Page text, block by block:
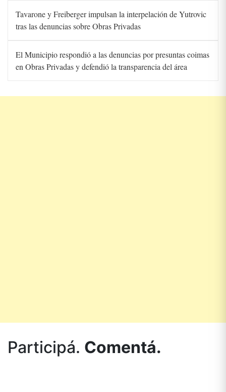
Tavarone y Freiberger impulsan la interpelación de Yutrovic
tras las denuncias sobre Obras Privadas
El Municipio respondió a las denuncias por presuntas coimas
en Obras Privadas y defendió la transparencia del área
Participá. Comentá.